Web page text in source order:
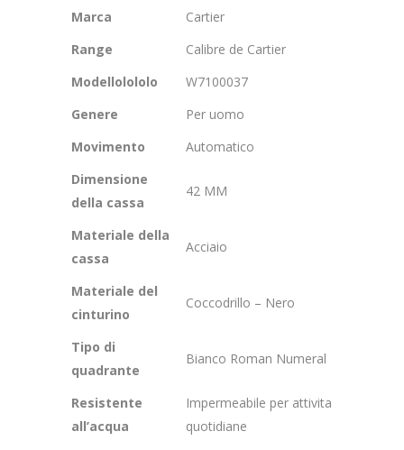
Marca
Cartier
Range
Calibre de Cartier
Modellolololo
W7100037
Genere
Per uomo
Movimento
Automatico
Dimensione
della cassa
42 MM
Materiale della
cassa
Acciaio
Materiale del
cinturino
Coccodrillo – Nero
Tipo di
quadrante
Bianco Roman Numeral
Resistente
all’acqua
Impermeabile per attivita
quotidiane